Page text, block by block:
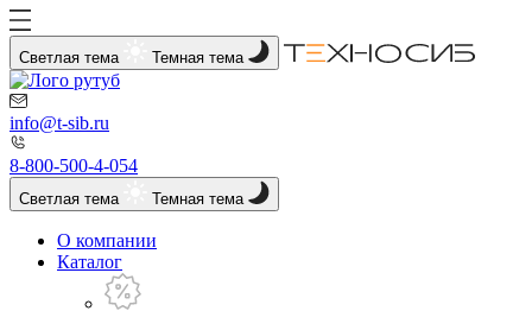
Светлая тема Темная тема
info@t-sib.ru
8-800-500-4-054
Светлая тема Темная тема
О компании
Каталог